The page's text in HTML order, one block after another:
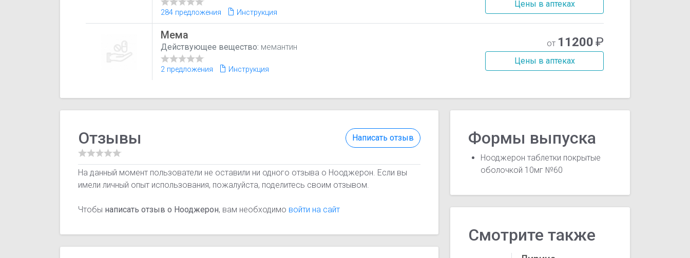
284 предложения Инструкция
Цены в аптеках
Мема
Действующее вещество: мемантин
2 предложения Инструкция
от 11200₽
Цены в аптеках
Написать отзыв
Отзывы
На данный момент пользователи не оставили ни одного отзыва о Нооджерон. Если вы
имели личный опыт использования, пожалуйста, поделитесь своим отзывом.
Чтобы написать отзыв о Нооджерон, вам необходимо войти на сайт
Формы выпуска
Нооджерон таблетки покрытые
оболочкой 10мг №60
Смотрите также